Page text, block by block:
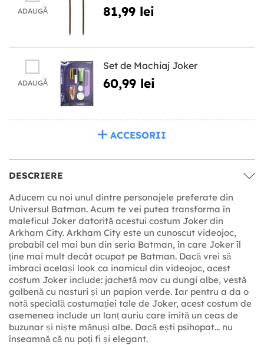
ADAUGĂ 81,99 lei
ADAUGĂ
Set de Machiaj Joker
60,99 lei
ACCESORII
DESCRIERE
Aducem cu noi unul dintre personajele preferate din
Universul Batman. Acum te vei putea transforma în
maleficul Joker datorită acestui costum Joker din
Arkham City. Arkham City este un cunoscut videojoc,
probabil cel mai bun din seria Batman, în care Joker îl
ține mai mult decât ocupat pe Batman. Dacă vrei să
îmbraci același look ca inamicul din videojoc, acest
costum Joker include: jachetă mov cu dungi albe, vestă
galbenă cu nasturi și un papion verde. Iar pentru a da o
notă specială costumației tale de Joker, acest costum de
asemenea include un lanț auriu care imită un ceas de
buzunar și niște mănuși albe. Dacă ești psihopat... nu
înseamnă că nu poți fi și elegant.